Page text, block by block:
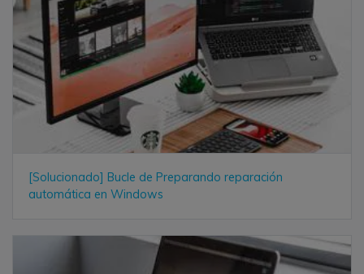
[Solucionado] Bucle de Preparando reparación
automática en Windows